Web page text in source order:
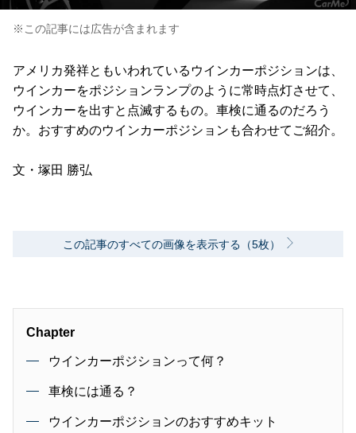
※この記事には広告が含まれます
アメリカ発祥ともいわれているウインカーポジションは、
ウインカーをポジションランプのように常時点灯させて、
ウインカーを出すと点滅するもの。車検に通るのだろう
か。おすすめのウインカーポジションも合わせてご紹介。
文・塚田 勝弘
この記事のすべての画像を表示する（5枚）
Chapter
ウインカーポジションって何？
車検には通る？
ウインカーポジションのおすすめキット